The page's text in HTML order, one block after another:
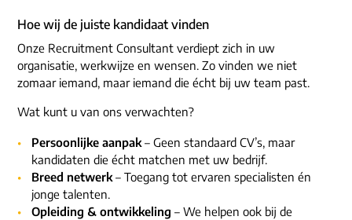
Hoe wij de juiste kandidaat vinden
Onze Recruitment Consultant verdiept zich in uw
organisatie, werkwijze en wensen. Zo vinden we niet
zomaar iemand, maar iemand die écht bij uw team past.
Wat kunt u van ons verwachten?
Persoonlijke aanpak – Geen standaard CV’s, maar
kandidaten die écht matchen met uw bedrijf.
Breed netwerk – Toegang tot ervaren specialisten én
jonge talenten.
Opleiding & ontwikkeling – We helpen ook bij de